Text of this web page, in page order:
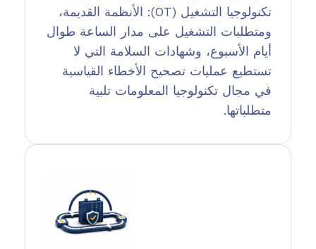
تكنولوجيا التشغيل (OT): الأنظمة القديمة،
ومتطلبات التشغيل على مدار الساعة طوال
أيام الأسبوع، وشهادات السلامة التي لا
تستطيع عمليات تصحيح الأخطاء القياسية
في مجال تكنولوجيا المعلومات تلبية
متطلباتها.